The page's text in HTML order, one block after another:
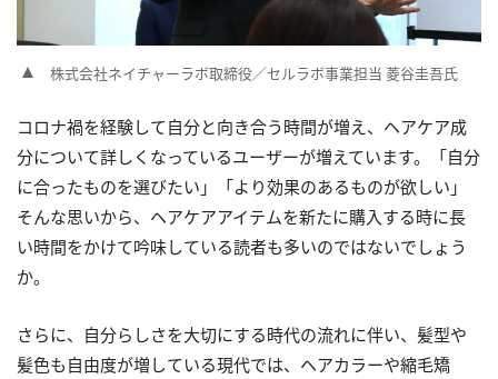
株式会社ネイチャーラボ取締役／セルラボ事業担当 菱谷圭吾氏
コロナ禍を経験して自分と向き合う時間が増え、ヘアケア成
分について詳しくなっているユーザーが増えています。「自分
に合ったものを選びたい」「より効果のあるものが欲しい」
そんな思いから、ヘアケアアイテムを新たに購入する時に長
い時間をかけて吟味している読者も多いのではないでしょう
か。
さらに、自分らしさを大切にする時代の流れに伴い、髪型や
髪色も自由度が増している現代では、ヘアカラーや縮毛矯